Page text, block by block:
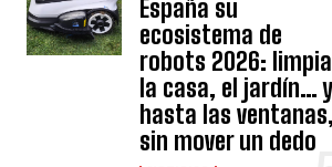
España su
ecosistema de
robots 2026:
la casa, el jardín… y
hasta las ventanas,
sin mover un dedo